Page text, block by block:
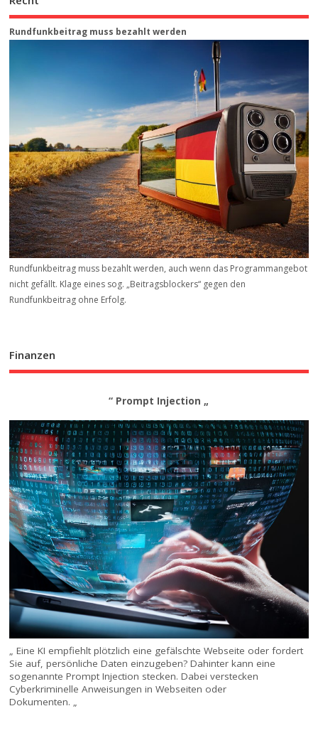
Rundfunkbeitrag muss bezahlt werden
Rundfunkbeitrag muss bezahlt werden, auch wenn das Programmangebot
nicht gefällt. Klage eines sog. „Beitrags­blockers“ gegen den
Rundfunkbeitrag ohne Erfolg.
Finanzen
“ Prompt Injection „
„ Eine KI empfiehlt plötzlich eine gefälschte Webseite oder fordert
Sie auf, persönliche Daten einzugeben? Dahinter kann eine
sogenannte Prompt Injection stecken. Dabei verstecken
Cyberkriminelle Anweisungen in Webseiten oder
Dokumenten. „